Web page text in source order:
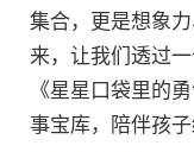
集合，更是想象
来，让我们透过
《星星口袋里的
事宝库，陪伴孩